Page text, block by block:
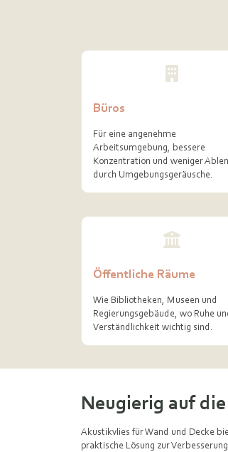
Büros
Für eine angenehme
Arbeitsumgebung, bessere
Konzentration und weniger
durch Umgebungsgeräusche.
Öffentliche Räume
Wie Bibliotheken, Museen und
Regierungsgebäude, wo Ruhe
Verständlichkeit wichtig sind.
Neugierig auf
Akustikvlies für Wand und Decke
praktische Lösung zur